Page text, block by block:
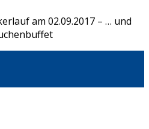
am 02.09.2017 – … und